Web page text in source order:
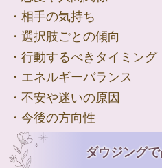
・相手の気持ち
・選択肢ごとの傾向
・行動するべきタイミング
・エネルギーバランス
・不安や迷いの原因
・今後の方向性
ダウジング